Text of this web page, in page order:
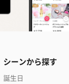
シーンから探す
誕生日